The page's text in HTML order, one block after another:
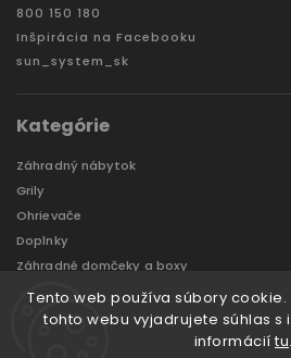
Tento web používa súbory
tohto webu vyjadrujete súhlas s
informácií tu.
800 150 180
Inšpirácia na Facebooku
sun_system_sk
Kategórie
Záhradný nábytok
Grily
Ohrievače
Doplnky
Záhradné domčeky a boxy
VÝPREDAJ
Značky